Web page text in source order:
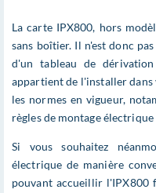
La carte IPX800, hors
sans boîtier. Il n'est donc
d'un tableau de
appartient de l'installer
les normes en vigueur,
règles de montage
Si vous souhaitez
électrique de manière
pouvant accueillir l'IPX800